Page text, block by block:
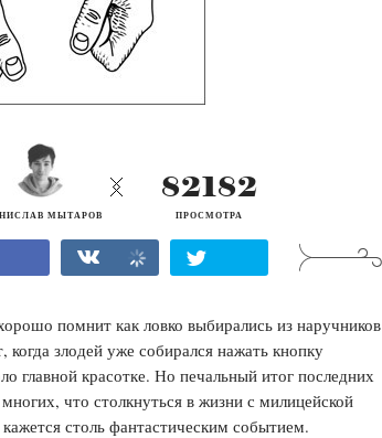
МЫТАРОВ
82182
ПРОСМОТРА
помнит как ловко выбирались из наручников
злодей уже собирался нажать кнопку
главной красотке. Но печальный итог последних
что столкнуться в жизни с милицейской
столь фантастическим событием.